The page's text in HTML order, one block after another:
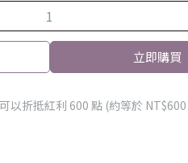
立即購買
以折抵紅利 600 點 (約等於 NT$600